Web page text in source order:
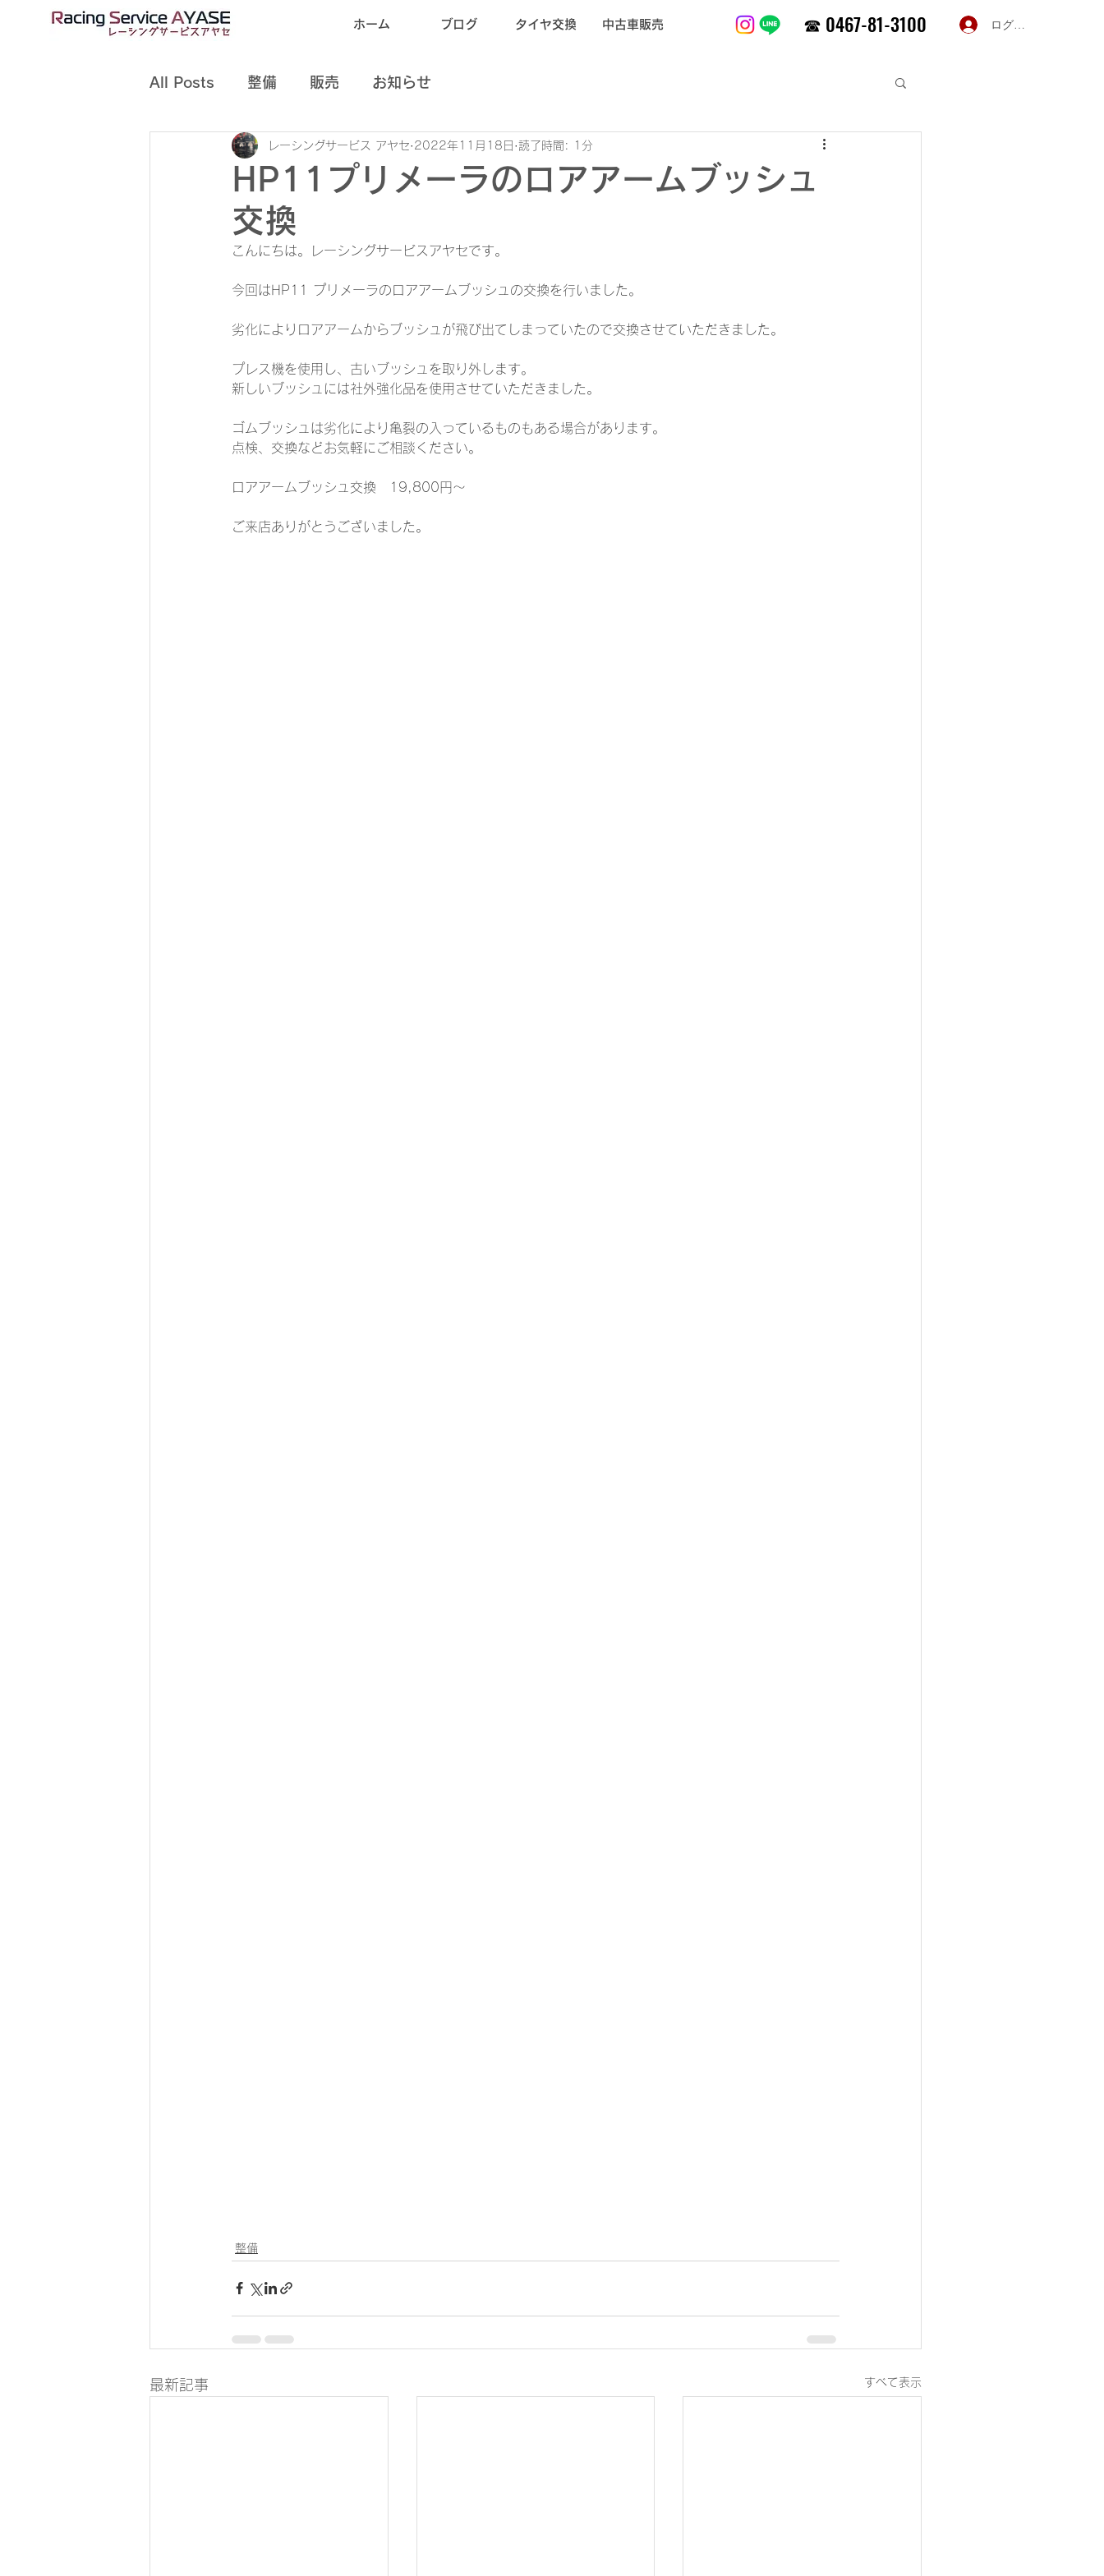
ホーム ブログ タイヤ交換 中古車販売 ☎ 0467-81-3100 ログイン
All Posts 整備 販売 お知らせ
HP11プリメーラのロアアームブッシュ
交換
レーシングサービス アヤセ 2022年11月18日 読了時間: 1分
こんにちは。レーシングサービスアヤセです。
今回はHP11 プリメーラのロアアームブッシュの交換を行いました。
劣化によりロアアームからブッシュが飛び出てしまっていたので交換させていただきました。
プレス機を使用し、古いブッシュを取り外します。
新しいブッシュには社外強化品を使用させていただきました。
ゴムブッシュは劣化により亀裂の入っているものもある場合があります。
点検、交換などお気軽にご相談ください。
ロアアームブッシュ交換　19,800円～
ご来店ありがとうございました。
整備
最新記事 すべて表示